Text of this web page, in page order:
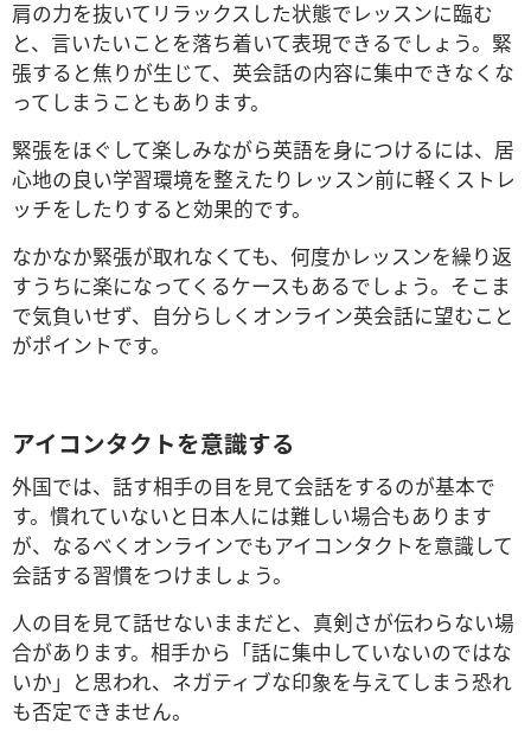
肩の力を抜いてリラックスした状態でレッスンに臨む
と、言いたいことを落ち着いて表現できるでしょう。緊
張すると焦りが生じて、英会話の内容に集中できなくな
ってしまうこともあります。
緊張をほぐして楽しみながら英語を身につけるには、居
心地の良い学習環境を整えたりレッスン前に軽くストレ
ッチをしたりすると効果的です。
なかなか緊張が取れなくても、何度かレッスンを繰り返
すうちに楽になってくるケースもあるでしょう。そこま
で気負いせず、自分らしくオンライン英会話に望むこと
がポイントです。
アイコンタクトを意識する
外国では、話す相手の目を見て会話をするのが基本で
す。慣れていないと日本人には難しい場合もあります
が、なるべくオンラインでもアイコンタクトを意識して
会話する習慣をつけましょう。
人の目を見て話せないままだと、真剣さが伝わらない場
合があります。相手から「話に集中していないのではな
いか」と思われ、ネガティブな印象を与えてしまう恐れ
も否定できません。